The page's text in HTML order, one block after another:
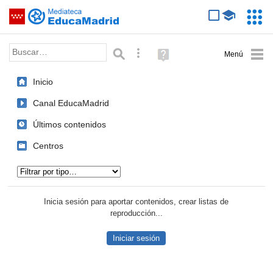
Saltar navegación
Palabra o frase: Búsqueda avanzada
Ayuda
(en
Inicio
Canal EducaMadrid
Últimos contenidos
Centros
Inicia sesión para aportar contenidos, crear listas de
reproducción...
Iniciar sesión